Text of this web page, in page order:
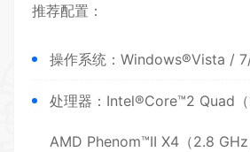
推荐配置：
操作系统：Windows®Vista /
处理器：Intel®Core™2 Quad
AMD Phenom™II X4（2.8